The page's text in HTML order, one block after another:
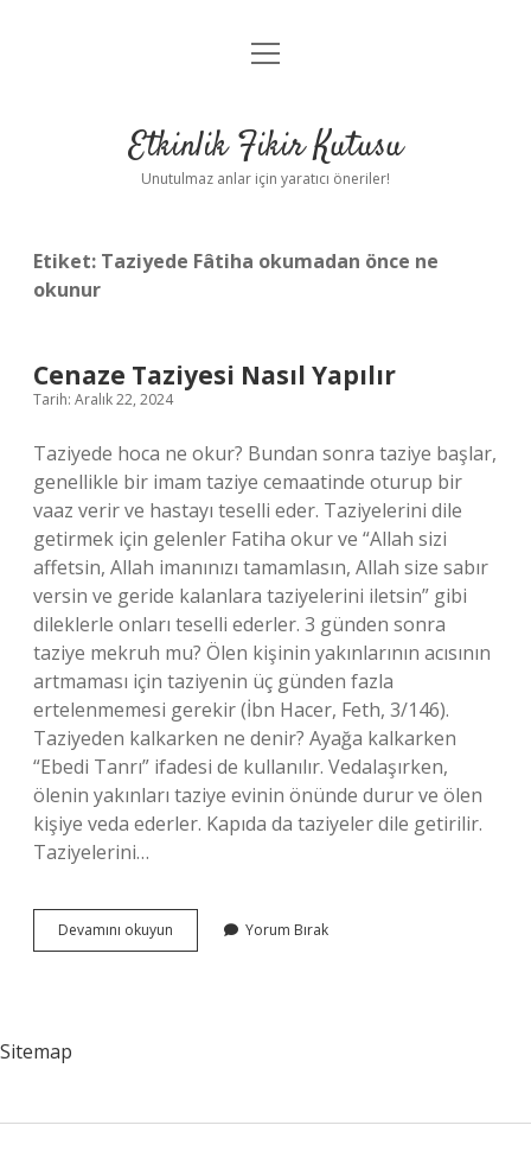
Anasayfa
Yasal Uyarı
menüyü
Etkinlik Fikir Kutusu
Unutulmaz anlar için yaratıcı öneriler!
Etiket: Taziyede Fâtiha okumadan önce ne
okunur
Cenaze Taziyesi Nasıl Yapılır
Tarih: Aralık 22, 2024
Taziyede hoca ne okur? Bundan sonra taziye başlar,
genellikle bir imam taziye cemaatinde oturup bir
vaaz verir ve hastayı teselli eder. Taziyelerini dile
getirmek için gelenler Fatiha okur ve “Allah sizi
affetsin, Allah imanınızı tamamlasın, Allah size sabır
versin ve geride kalanlara taziyelerini iletsin” gibi
dileklerle onları teselli ederler. 3 günden sonra
taziye mekruh mu? Ölen kişinin yakınlarının acısının
artmaması için taziyenin üç günden fazla
ertelenmemesi gerekir (İbn Hacer, Feth, 3/146).
Taziyeden kalkarken ne denir? Ayağa kalkarken
“Ebedi Tanrı” ifadesi de kullanılır. Vedalaşırken,
ölenin yakınları taziye evinin önünde durur ve ölen
kişiye veda ederler. Kapıda da taziyeler dile getirilir.
Taziyelerini…
Devamını okuyun
Taziyesi
Yorum Bırak
Sitemap